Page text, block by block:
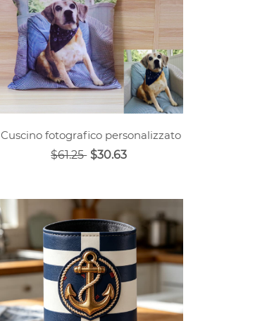
Cuscino fotografico personalizzato
$61.25 $30.63